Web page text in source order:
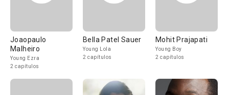
Joaopaulo
Malheiro
Young Ezra
2 capítulos
Bella Patel Sauer
Young Lola
2 capítulos
Mohit Prajapati
Young Boy
2 capítulos